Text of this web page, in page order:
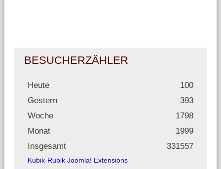
BESUCHERZÄHLER
Heute
100
Gestern
393
Woche
1798
Monat
1999
Insgesamt
331557
Kubik-Rubik Joomla! Extensions